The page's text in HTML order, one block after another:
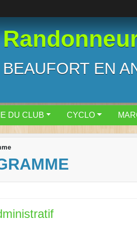
BEAUFORT EN
DU CLUB CYCLO